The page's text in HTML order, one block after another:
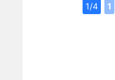
1/4 1